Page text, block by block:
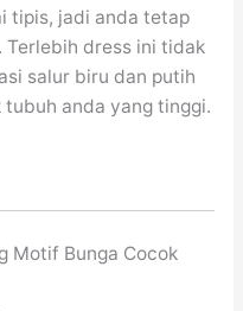
tipis, jadi anda tetap
Terlebih dress ini tidak
salur biru dan putih
anda yang tinggi.
Motif Bunga Cocok